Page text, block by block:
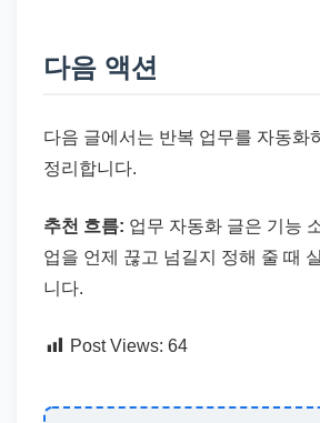
다음 액션
다음 글에서는 반복 업무를 자동화
정리합니다.
추천 흐름: 업무 자동화 글은 기능
업을 언제 끊고 넘길지 정해 줄 때
니다.
Post Views: 64